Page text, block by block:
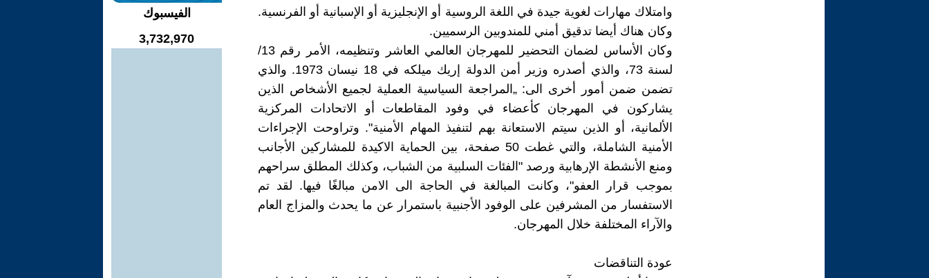
وامتلاك مهارات لغوية جيدة في اللغة الروسية أو الإنجليزية أو الإسبانية أو الفرنسية.
وكان هناك أيضا تدقيق أمني للمندوبين الرسميين.
وكان الأساس لضمان التحضير للمهرجان العالمي العاشر وتنظيمه، الأمر رقم 13/
لسنة 73، والذي أصدره وزير أمن الدولة إريك ميلكه في 18 نيسان 1973. والذي
تضمن ضمن أمور أخرى الى: „المراجعة السياسية العملية لجميع الأشخاص الذين
يشاركون في المهرجان كأعضاء في وفود المقاطعات أو الاتحادات المركزية
الألمانية، أو الذين سيتم الاستعانة بهم لتنفيذ المهام الأمنية". وتراوحت الإجراءات
الأمنية الشاملة، والتي غطت 50 صفحة، بين الحماية الاكيدة للمشاركين الأجانب
ومنع الأنشطة الإرهابية ورصد "الفئات السلبية من الشباب، وكذلك المطلق سراحهم
بموجب قرار العفو"، وكانت المبالغة في الحاجة الى الامن مبالغًا فيها. لقد تم
الاستفسار من المشرفين على الوفود الأجنبية باستمرار عن ما يحدث والمزاج العام
والآراء المختلفة خلال المهرجان.
عودة التناقضات
الفيسبوك
3,732,970